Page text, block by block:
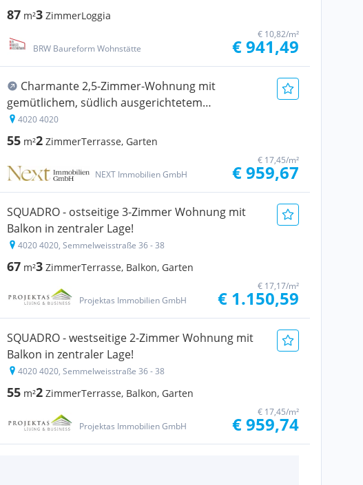
87 m²3 ZimmerLoggia
BRW Baureform Wohnstätte
€ 10,82/m²
€ 941,49
Charmante 2,5-Zimmer-Wohnung mit
gemütlichem, südlich ausgerichtetem
Eigengarten in Linz zu vermieten!
4020 4020
55 m²2 ZimmerTerrasse, Garten
NEXT Immobilien GmbH
€ 17,45/m²
€ 959,67
SQUADRO - ostseitige 3-Zimmer Wohnung mit
Balkon in zentraler Lage!
4020 4020, Semmelweisstraße 36 - 38
67 m²3 ZimmerTerrasse, Balkon, Garten
Projektas Immobilien GmbH
€ 17,17/m²
€ 1.150,59
SQUADRO - westseitige 2-Zimmer Wohnung mit
Balkon in zentraler Lage!
4020 4020, Semmelweisstraße 36 - 38
55 m²2 ZimmerTerrasse, Balkon, Garten
Projektas Immobilien GmbH
€ 17,45/m²
€ 959,74